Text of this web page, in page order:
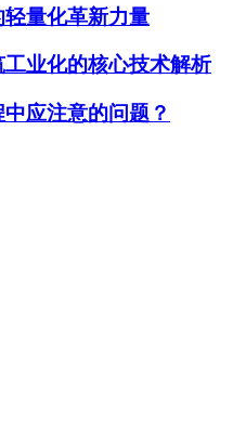
量化革新力量
业化的核心技术解析
应注意的问题？